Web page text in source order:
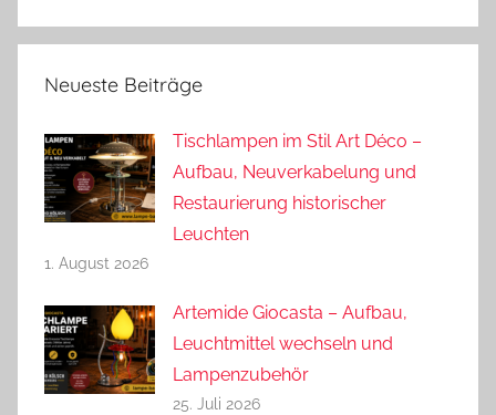
Neueste Beiträge
Tischlampen im Stil Art Déco –
Aufbau, Neuverkabelung und
Restaurierung historischer
Leuchten
1. August 2026
Artemide Giocasta – Aufbau,
Leuchtmittel wechseln und
Lampenzubehör
25. Juli 2026